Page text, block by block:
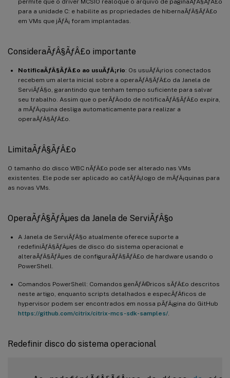
para a unidade C: e habilite as propriedades de hibernaÃƒÂ§ÃƒÂ£o
em VMs que jÃƒÂ¡ foram implantadas.
ConsideraÃƒÂ§ÃƒÂ£o importante
NotificaÃƒÂ§ÃƒÂ£o ao usuÃƒÂ¡rio: Os usuÃƒÂ¡rios conectados
recebem um alerta inicial sobre a operaÃƒÂ§ÃƒÂ£o da Janela de
ServiÃƒÂ§o, garantindo que tenham tempo suficiente para salvar
seu trabalho. Assim que o perÃƒÂ­odo de notificaÃƒÂ§ÃƒÂ£o expira,
a mÃƒÂ¡quina desliga automaticamente para realizar a
operaÃƒÂ§ÃƒÂ£o.
LimitaÃƒÂ§ÃƒÂ£o
O tamanho do disco WBC nÃƒÂ£o pode ser alterado nas VMs
existentes. Ele pode ser aplicado ao catÃƒÂ¡logo de mÃƒÂ¡quinas para
as novas VMs.
OperaÃƒÂ§ÃƒÂµes da Janela de ServiÃƒÂ§o
A Janela de ServiÃƒÂ§o atualmente oferece suporte a
redefiniÃƒÂ§ÃƒÂµes de disco do sistema operacional e
alteraÃƒÂ§ÃƒÂµes de configuraÃƒÂ§ÃƒÂ£o de hardware usando o
PowerShell.
Comandos PowerShell: Comandos genÃƒÂ©ricos sÃƒÂ£o descritos
neste artigo, enquanto scripts detalhados e especÃƒÂ­ficos de
hypervisor podem ser encontrados em nossa pÃƒÂ¡gina do GitHub
https://github.com/citrix/citrix-mcs-sdk-samples/
Redefinir disco do sistema operacional